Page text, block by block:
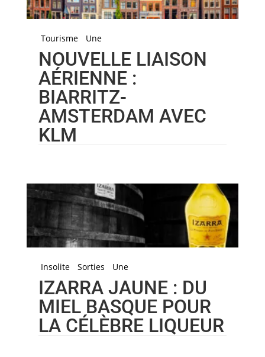
Tourisme Une
NOUVELLE LIAISON
AÉRIENNE :
BIARRITZ-
AMSTERDAM AVEC
KLM
Insolite Sorties Une
IZARRA JAUNE : DU
MIEL BASQUE POUR
LA CÉLÈBRE LIQUEUR